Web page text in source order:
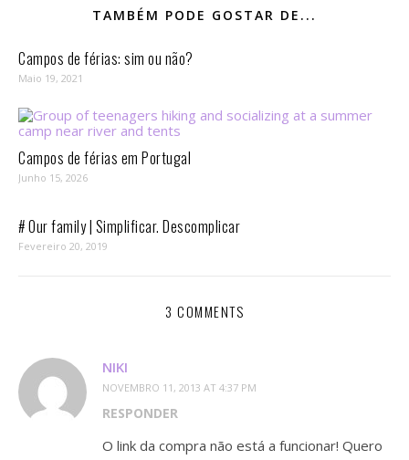
TAMBÉM PODE GOSTAR DE...
Campos de férias: sim ou não?
Maio 19, 2021
Campos de férias em Portugal
Junho 15, 2026
# Our family | Simplificar. Descomplicar
Fevereiro 20, 2019
3 COMMENTS
NIKI
NOVEMBRO 11, 2013 AT 4:37 PM
RESPONDER
O link da compra não está a funcionar! Quero